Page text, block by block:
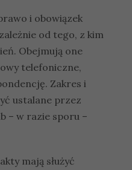
i obowiązek
od tego, z kim
Obejmują one
telefoniczne,
Zakres i
ustalane przez
– w razie sporu –
mają służyć